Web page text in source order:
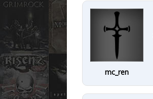
mc_ren